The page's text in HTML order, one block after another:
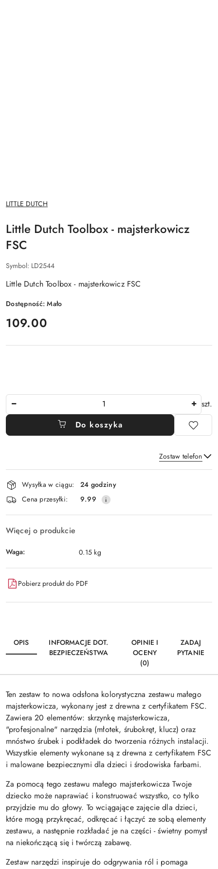
NAZWA
PRODUCENTA:
LITTLE DUTCH
Little Dutch Toolbox - majsterkowicz
FSC
Symbol: LD2544
Little Dutch Toolbox - majsterkowicz FSC
Dostępność:Mało
cena:
109.00
szt.
Do koszyka
Zostaw telefon
Wyślij
Dostępność
i
dostawa
Wysyłka w ciągu:
24 godziny
Cena przesyłki:
9.99
Więcej o produkcie
Waga: 0.15 kg
Pobierz produkt do PDF
OPIS
INFORMACJE DOT.
BEZPIECZEŃSTWA
OPINIE I
OCENY
(0)
ZADAJ
PYTANIE
Ten zestaw to nowa odsłona kolorystyczna zestawu małego
majsterkowicza, wykonany jest z drewna z certyfikatem FSC.
Zawiera 20 elementów: skrzynkę majsterkowicza,
"profesjonalne" narzędzia (młotek, śrubokręt, klucz) oraz
mnóstwo śrubek i podkładek do tworzenia różnych instalacji.
Wszystkie elementy wykonane są z drewna z certyfikatem FSC
i malowane bezpiecznymi dla dzieci i środowiska farbami.
Za pomocą tego zestawu małego majsterkowicza Twoje
dziecko może naprawiać i konstruować wszystko, co tylko
przyjdzie mu do głowy. To wciągające zajęcie dla dzieci,
które mogą przykręcać, odkręcać i łączyć ze sobą elementy
zestawu, a następnie rozkładać je na części - świetny pomysł
na niekończącą się i twórczą zabawę.
Zestaw narzędzi inspiruje do odgrywania ról i pomaga